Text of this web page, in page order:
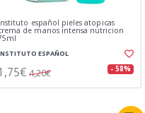
español pieles atopicas
de manos intensa nutricion
ESPAÑOL
4,20€ - 58%